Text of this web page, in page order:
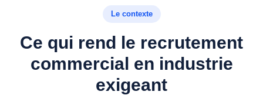
Le contexte
Ce qui rend le recrutement
commercial en industrie
exigeant